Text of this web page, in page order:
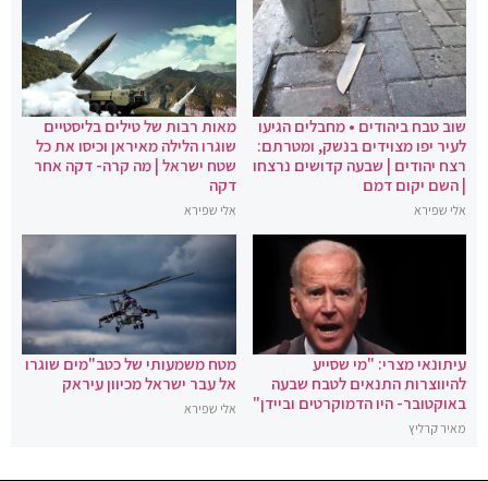
שוב טבח ביהודים • מחבלים הגיעו
לעיר יפו מצוידים בנשק, ומטרתם:
רצח יהודים | שבעה קדושים נרצחו
| השם יקום דמם
אלי שפירא
מאות רבות של טילים בליסטיים
שוגרו הלילה מאיראן וכיסו את כל
שטח ישראל | מה קרה- דקה אחר
דקה
אלי שפירא
עיתונאי מצרי: "מי שסייע
להיווצרות התנאים לטבח שבעה
באוקטובר- היו הדמוקרטים וביידן"
מאיר קרליץ
מטח משמעותי של כטב"מים שוגרו
אל עבר ישראל מכיוון עיראק
אלי שפירא